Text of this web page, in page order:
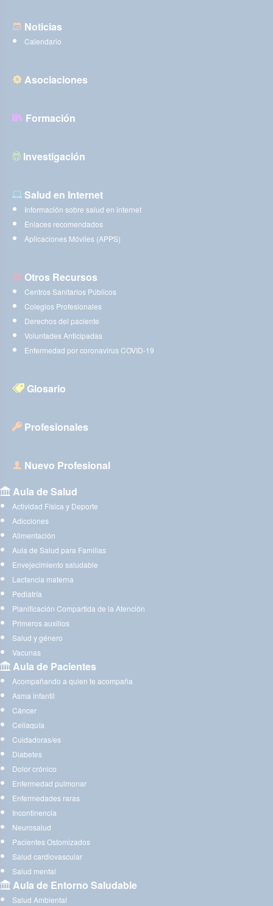
Noticias
Calendario
Asociaciones
Formación
Investigación
Salud en Internet
Información sobre salud en internet
Enlaces recomendados
Aplicaciones Móviles (APPS)
Otros Recursos
Centros Sanitarios Públicos
Colegios Profesionales
Derechos del paciente
Voluntades Anticipadas
Enfermedad por coronavirus COVID-19
Glosario
Profesionales
Nuevo Profesional
Aula de Salud
Actividad Física y Deporte
Adicciones
Alimentación
Aula de Salud para Familias
Envejecimiento saludable
Lactancia materna
Pediatría
Planificación Compartida de la Atención
Primeros auxilios
Salud y género
Vacunas
Aula de Pacientes
Acompañando a quien te acompaña
Asma infantil
Cáncer
Celiaquía
Cuidadoras/es
Diabetes
Dolor crónico
Enfermedad pulmonar
Enfermedades raras
Incontinencia
Neurosalud
Pacientes Ostomizados
Salud cardiovascular
Salud mental
Aula de Entorno Saludable
Salud Ambiental